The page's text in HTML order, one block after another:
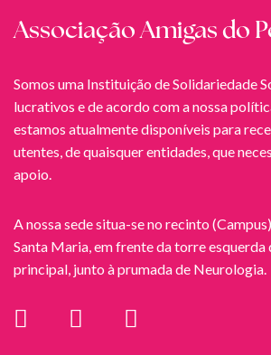
Associação Amigas do
Somos uma Instituição de Solidariedade
lucrativos e de acordo com a nossa
estamos atualmente disponíveis para
utentes, de quaisquer entidades, que
apoio.
A nossa sede situa-se no recinto
Santa Maria, em frente da torre esquerda
principal, junto à prumada de Neurologia.